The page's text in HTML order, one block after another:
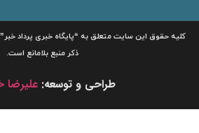
کلیه حقوق این سایت متعلق به“پایگاه خبریپرداد خبر”
ذکر منبع بلامانع است.
طراحی و توسعه:علیرضا